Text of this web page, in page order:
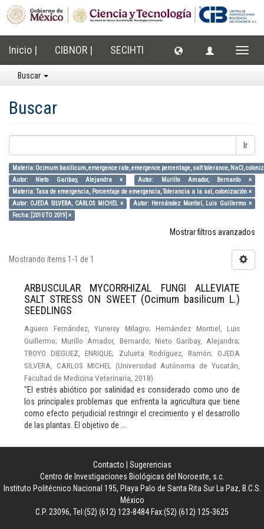
Inicio | CIBNOR | SECIHTI
Buscar
Buscar
Ir
Materia: Ocimum basilicum, emergence rate, emergence percentage, salt tolerance, NaCl,
Autor: Nieto Garibay, Alejandra ×
Autor: Murillo Amador, Bernardo ×
Materia: Tasa de emergencia, Porcentaje de emergencia, Tolerancia a la sal, colonización ×
Autor: OJEDA SILVERA, CARLOS MICHEL ×
Autor: Hernández Montiel, Luis Guillermo ×
Fecha: [2010 TO 2019] ×
Mostrar filtros avanzados
Mostrando ítems 1-1 de 1
ARBUSCULAR MYCORRHIZAL FUNGI ALLEVIATE
SALT STRESS ON SWEET (Ocimum basilicum L.)
SEEDLINGS
Agüero Fernández, Yuneisy Milagro; Hernández Montiel, Luis
Guillermo;Murillo Amador, Bernardo; Nieto Garibay, Alejandra;
TROYO DIEGUEZ, ENRIQUE; Zulueta Rodríguez, Ramón;OJEDA
SILVERA, CARLOS MICHEL
(Universidad Autónoma de Yucatán,
Facultad de Medicina Veterinaria 2018)
"El estrés abiótico por salinidad es considerado como uno de
los principales problemas que enfrenta la agricultura que tiene
como efecto perjudicial restringir el crecimiento y el desarrollo
de las plantas. El objetivo de ...
Contacto
Sugerencias
Centro de Investigaciones Biológicas del Noroeste, s.c.
Instituto Politécnico Nacional 195, Playa Palo de Santa Rita Sur La Paz, B.C.S.
México
C.P. 23096, Tel:(52) (612) 123-8484 Fax:(52) (612) 125-3625